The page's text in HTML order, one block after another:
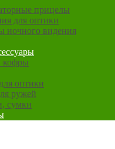
прицелы
для оптики
ночного видения
кофры
оптики
ружей
сумки